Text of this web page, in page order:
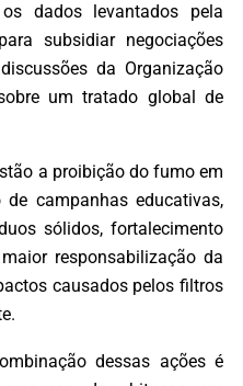
dados levantados pela
subsidiar negociações
da Organização
um tratado global de
a proibição do fumo em
campanhas educativas,
sólidos, fortalecimento
responsabilização da
causados pelos filtros
dessas ações é